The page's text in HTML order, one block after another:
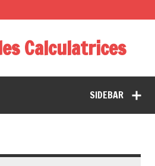
Calculatrices
SIDEBAR